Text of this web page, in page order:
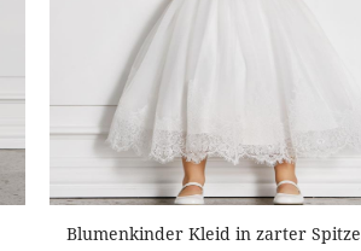
Blumenkinder Kleid in zarter Spitze